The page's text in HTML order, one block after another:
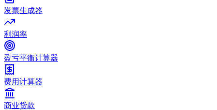
发票生成器
利润率
盈亏平衡计算器
费用计算器
商业贷款